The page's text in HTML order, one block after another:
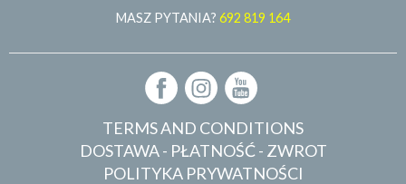
MASZ PYTANIA? 692 819 164
TERMS AND CONDITIONS
DOSTAWA - PŁATNOŚĆ - ZWROT
POLITYKA PRYWATNOŚCI